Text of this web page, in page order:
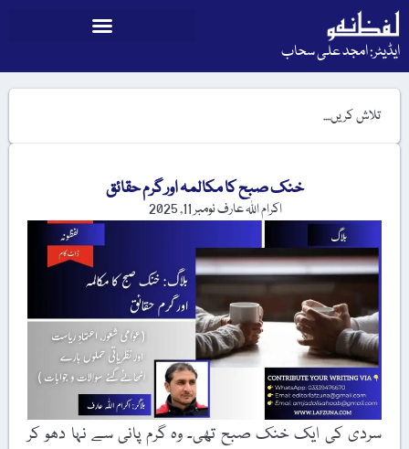
ایڈیٹر: امجد علی سحاب
خنک صبح کا مکالمہ اور گرم حقائق
اکرام اللہ عارفنومبر 11, 2025
سردی کی ایک خنک صبح تھی۔ وہ گرم پانی سے نہا دھو کر